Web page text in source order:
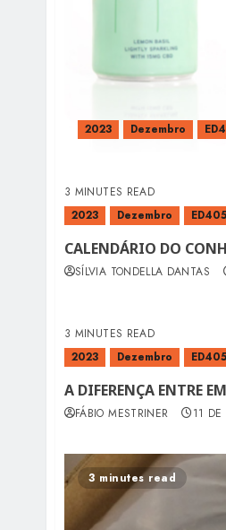
2023 Dezembro
3 MINUTES READ
2023
Dezembro ED405
CALENDÁRIO DO
SÍLVIA TONDELLA DANTAS
3 MINUTES READ
2023
Dezembro ED405
A DIFERENÇA ENTRE
FÁBIO MESTRINER 11 DE
3 minutes read